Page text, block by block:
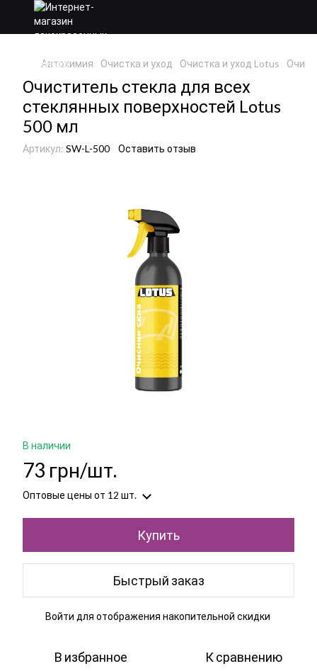
Автохимия Очистка и уход Очистка и уход Lotus
Очиститель стекла для всех
стеклянных поверхностей Lotus
500 мл
Артикул: SW-L-500 Оставить отзыв
В наличии
73 грн/шт.
Оптовые цены от 12 шт.
Купить
Быстрый заказ
Войти для отображения накопительной скидки
В избранное К сравнению